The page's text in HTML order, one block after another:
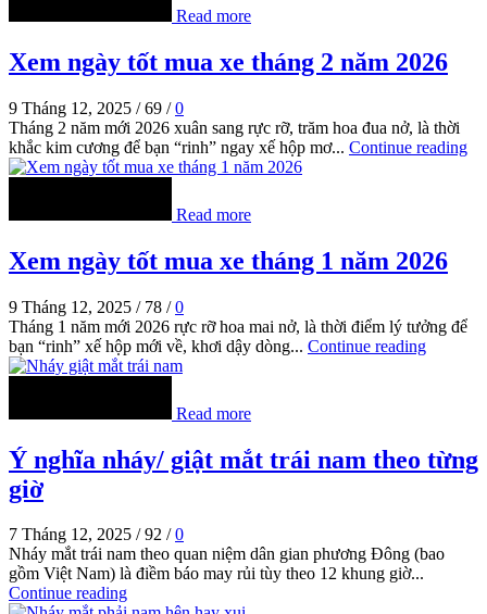
Read more
Xem ngày tốt mua xe tháng 2 năm 2026
9 Tháng 12, 2025 / 69 / 0
Tháng 2 năm mới 2026 xuân sang rực rỡ, trăm hoa đua nở, là thời
khắc kim cương để bạn “rinh” ngay xế hộp mơ... Continue reading
Read more
Xem ngày tốt mua xe tháng 1 năm 2026
9 Tháng 12, 2025 / 78 / 0
Tháng 1 năm mới 2026 rực rỡ hoa mai nở, là thời điểm lý tưởng để
bạn “rinh” xế hộp mới về, khơi dậy dòng... Continue reading
Read more
Ý nghĩa nháy/ giật mắt trái nam theo từng
giờ
7 Tháng 12, 2025 / 92 / 0
Nháy mắt trái nam theo quan niệm dân gian phương Đông (bao
gồm Việt Nam) là điềm báo may rủi tùy theo 12 khung giờ...
Continue reading